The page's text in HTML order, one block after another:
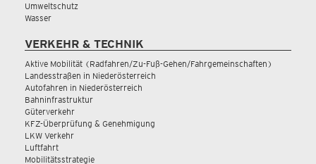
Umweltschutz
Wasser
VERKEHR & TECHNIK
Aktive Mobilität (Radfahren/Zu-Fuß-Gehen/Fahrgemeinschaften)
Landesstraßen in Niederösterreich
Autofahren in Niederösterreich
Bahninfrastruktur
Güterverkehr
KFZ-Überprüfung & Genehmigung
LKW Verkehr
Luftfahrt
Mobilitätsstrategie